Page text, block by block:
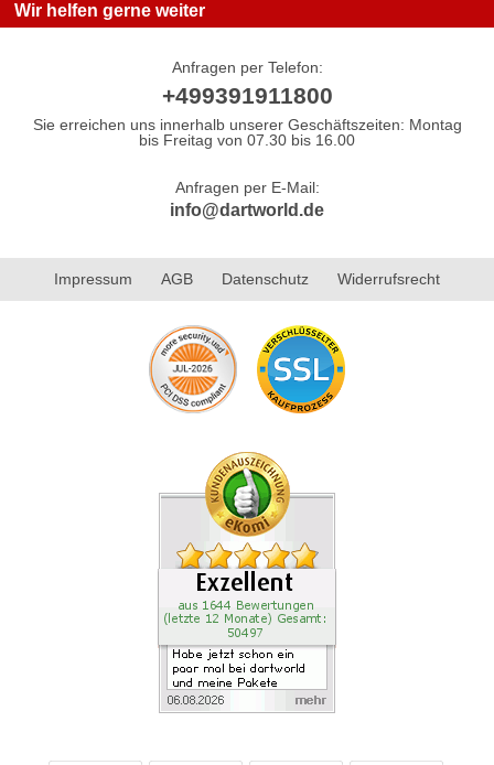
Wir helfen gerne weiter
Anfragen per Telefon:
+499391911800
Sie erreichen uns innerhalb unserer Geschäftszeiten: Montag
bis Freitag von 07.30 bis 16.00
Anfragen per E-Mail:
info@dartworld.de
Impressum AGB Datenschutz Widerrufsrecht